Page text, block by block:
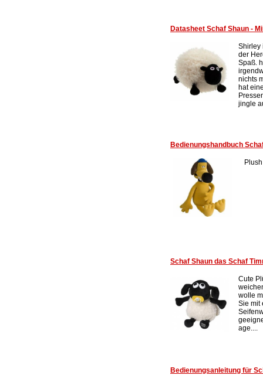
Datasheet Schaf Shaun -
Shirley
der
Spaß.
nichts
hat
jingle
Bedienungshandbuch
Schaf Shaun das Schaf
Cute
wolle
Sie mit
age....
Bedienungsanleitung für